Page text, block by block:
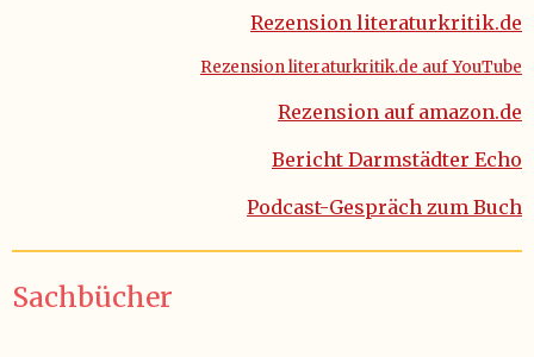
Rezension literaturkritik.de
Rezension literaturkritik.de auf YouTube
Rezension auf amazon.de
Bericht Darmstädter Echo
Podcast-Gespräch zum Buch
Sachbücher